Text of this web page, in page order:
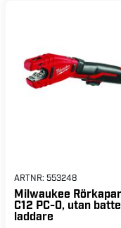
ARTNR: 553248
Milwaukee
C12 PC-0, utan
laddare